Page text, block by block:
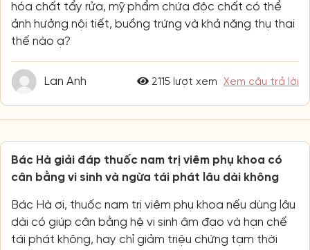
hóa chất tẩy rửa, mỹ phẩm chứa độc chất có thể
ảnh hưởng nội tiết, buồng trứng và khả năng thụ thai
thế nào ạ?
Lan Anh 2115 lượt xem Xem câu trả lời
Bác Hà giải đáp thuốc nam trị viêm phụ khoa có
cân bằng vi sinh và ngừa tái phát lâu dài không
Bác Hà ơi, thuốc nam trị viêm phụ khoa nếu dùng lâu
dài có giúp cân bằng hệ vi sinh âm đạo và hạn chế
tái phát không, hay chỉ giảm triệu chứng tạm thời